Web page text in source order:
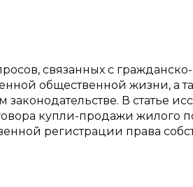
связанных с
общественной жизни, а
В статье
купли-продажи жилого
регистрации права